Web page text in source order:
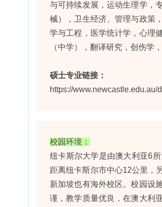
与可持续发展，运动生理学，
械），卫生经济、管理与政策
学与工程，医学统计学，心理
（中学），翻译研究，创伤学
硕士专业链接：
https://
校园环境：
纽卡斯尔大学是由澳大利亚6
距离纽卡斯尔市中心12公里，
新加坡也有海外校区。校园设
谨，教学质量优良，在澳大利